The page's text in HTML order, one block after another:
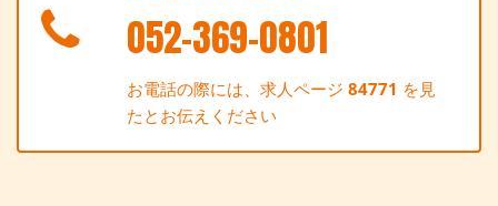
052-369-0801
お電話の際には、求人ページ84771 を見
たとお伝えください